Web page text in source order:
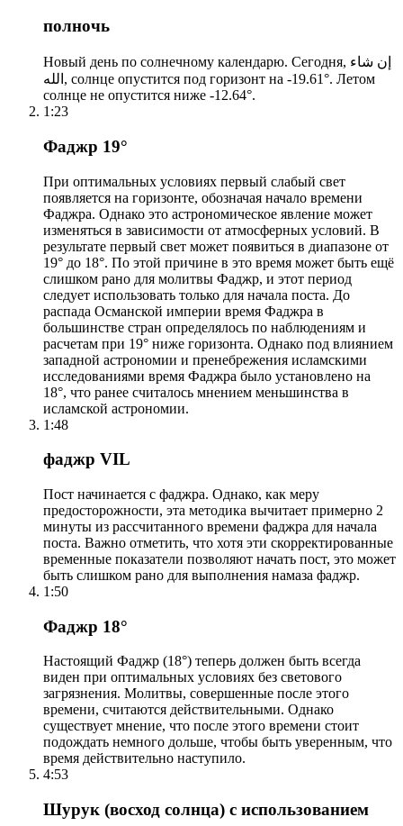
полночь
Новый день по солнечному календарю. Сегодня, إن شاء
الله, солнце опустится под горизонт на -19.61°. Летом
солнце не опустится ниже -12.64°.
1:23
Фаджр 19°
При оптимальных условиях первый слабый свет
появляется на горизонте, обозначая начало времени
Фаджра. Однако это астрономическое явление может
изменяться в зависимости от атмосферных условий. В
результате первый свет может появиться в диапазоне от
19° до 18°. По этой причине в это время может быть ещё
слишком рано для молитвы Фаджр, и этот период
следует использовать только для начала поста. До
распада Османской империи время Фаджра в
большинстве стран определялось по наблюдениям и
расчетам при 19° ниже горизонта. Однако под влиянием
западной астрономии и пренебрежения исламскими
исследованиями время Фаджра было установлено на
18°, что ранее считалось мнением меньшинства в
исламской астрономии.
1:48
фаджр VIL
Пост начинается с фаджра. Однако, как меру
предосторожности, эта методика вычитает примерно 2
минуты из рассчитанного времени фаджра для начала
поста. Важно отметить, что хотя эти скорректированные
временные показатели позволяют начать пост, это может
быть слишком рано для выполнения намаза фаджр.
1:50
Фаджр 18°
Настоящий Фаджр (18°) теперь должен быть всегда
виден при оптимальных условиях без светового
загрязнения. Молитвы, совершенные после этого
времени, считаются действительными. Однако
существует мнение, что после этого времени стоит
подождать немного дольше, чтобы быть уверенным, что
время действительно наступило.
4:53
Шурук (восход солнца) с использованием